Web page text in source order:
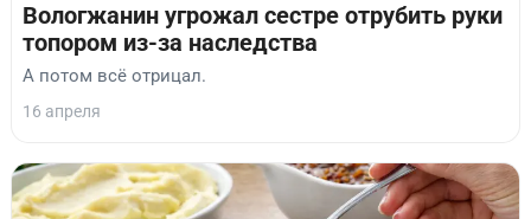
Вологжанин угрожал сестре отрубить руки
топором из-за наследства
А потом всё отрицал.
16 апреля